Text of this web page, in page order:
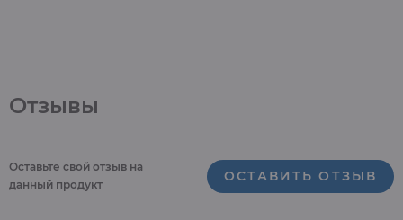
Отзывы
Оставьте свой отзыв на
данный продукт
ОСТАВИТЬ ОТЗЫВ